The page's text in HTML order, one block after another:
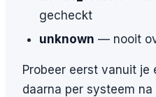
gecheckt
unknown — nooit
Probeer eerst vanuit je
daarna per systeem